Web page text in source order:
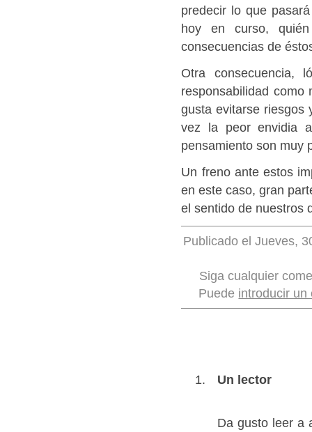
predecir lo que
hoy en curso,
consecuencias de
Otra consecuencia,
responsabilidad como
gusta evitarse riesgos
vez la peor envidia
pensamiento son muy
Un freno ante estos
en este caso, gran
el sentido de nuestros
Publicado el Jueves,
Siga cualquier
Puede introducir un
Un lector
Da gusto leer a